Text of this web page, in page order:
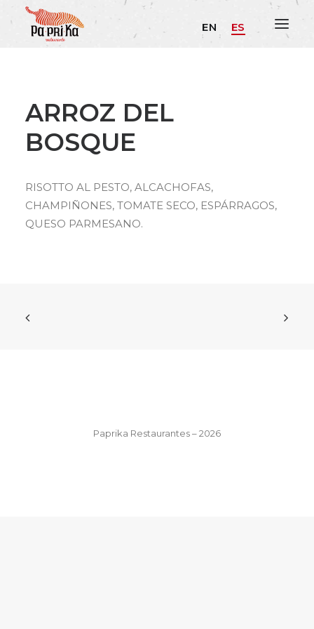
EN ES
ARROZ DEL
BOSQUE
RISOTTO AL PESTO, ALCACHOFAS,
CHAMPIÑONES, TOMATE SECO, ESPÁRRAGOS,
QUESO PARMESANO.
Paprika Restaurantes – 2026